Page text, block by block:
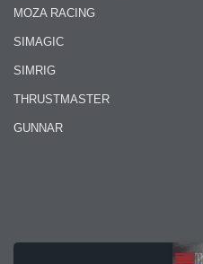
MOZA RACING
SIMAGIC
SIMRIG
THRUSTMASTER
GUNNAR